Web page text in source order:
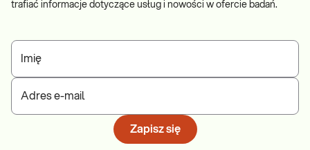
trafiać informacje dotyczące usług i nowości w ofercie badań.
Imię
Adres e-mail
Zapisz się